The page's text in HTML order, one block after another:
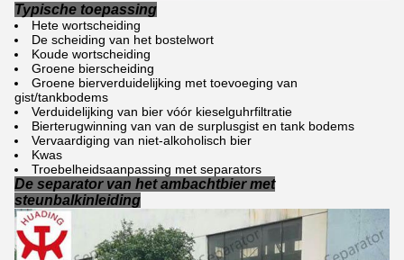
Typische toepassing
Hete wortscheiding
De scheiding van het bostelwort
Koude wortscheiding
Groene bierscheiding
Groene bierverduidelijking met toevoeging van
gist/tankbodems
Verduidelijking van bier vóór kieselguhrfiltratie
Bierterugwinning van van de surplusgist en tank bodems
Vervaardiging van niet-alkoholisch bier
Kwas
Troebelheidsaanpassing met separators
De separator van het ambachtbier met
steunbalkinleiding